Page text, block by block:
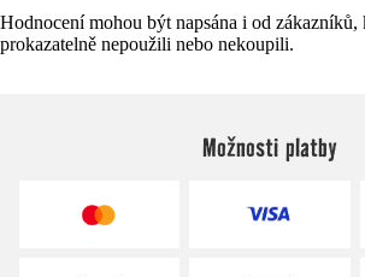
Hodnocení mohou být napsána i od zákazníků,
prokazatelně nepoužili nebo nekoupili.
Možnosti platby